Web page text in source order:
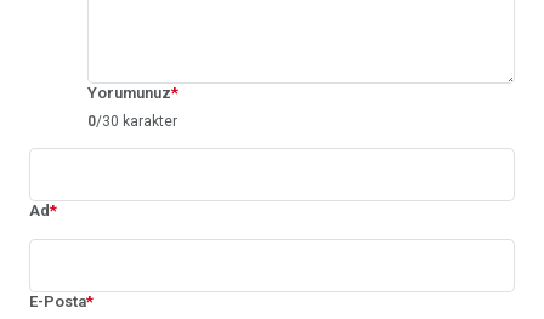
Yorumunuz*
0/30 karakter
Ad*
E-Posta*